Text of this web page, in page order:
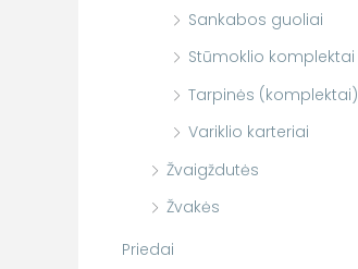
Sankabos guoliai
Stūmoklio komplektai
Tarpinės (komplektai)
Variklio karteriai
Žvaigždutės
Žvakės
Priedai